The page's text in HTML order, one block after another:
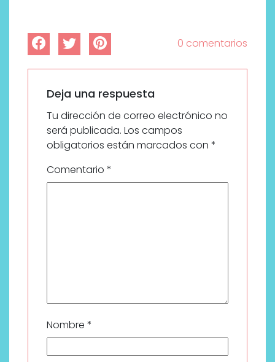
0 comentarios
Deja una respuesta
Tu dirección de correo electrónico no
será publicada. Los campos
obligatorios están marcados con *
Comentario *
Nombre *